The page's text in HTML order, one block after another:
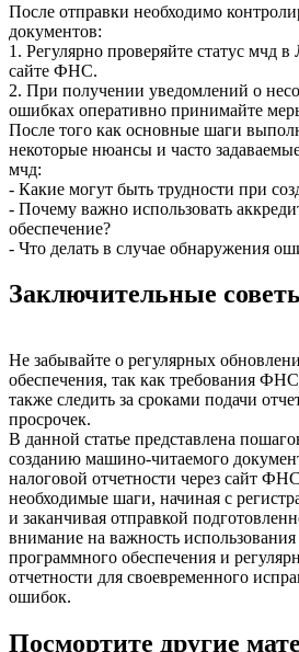
После отправки необходимо
документов:
1. Регулярно проверяйте статус мчд
сайте ФНС.
2. При получении уведомлений о
ошибках оперативно принимайте
После того как основные шаги
некоторые нюансы и часто
мчд:
- Какие могут быть трудности при
- Почему важно использовать
обеспечение?
- Что делать в случае обнаружения
Заключительные
Не забывайте о регулярных
обеспечения, так как требования
также следить за сроками подачи
просрочек.
В данной статье представлена
созданию машино-читаемого
налоговой отчетности через сайт
необходимые шаги, начиная с
и заканчивая отправкой
внимание на важность
программного обеспечения и
отчетности для своевременного
ошибок.
Посмортите другие